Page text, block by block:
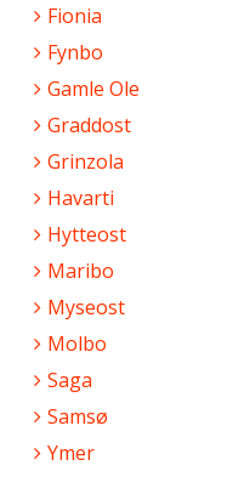
Fionia
Fynbo
Gamle Ole
Graddost
Grinzola
Havarti
Hytteost
Maribo
Myseost
Molbo
Saga
Samsø
Ymer